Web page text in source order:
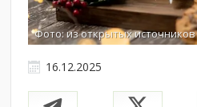
Фото: из открытых источников
16.12.2025